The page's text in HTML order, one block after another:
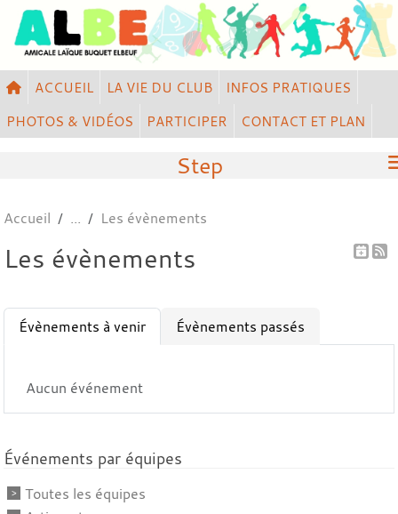
ACCUEIL LA VIE DU CLUB
INFOS PRATIQUES
PHOTOS & VIDÉOS
PARTICIPER CONTACT ET PLAN
Step
Accueil Les évènements
Les évènements
Évènements à venir Évènements passés
Aucun événement
Événements par équipes
Toutes les équipes
Panneau de gestion des cookies